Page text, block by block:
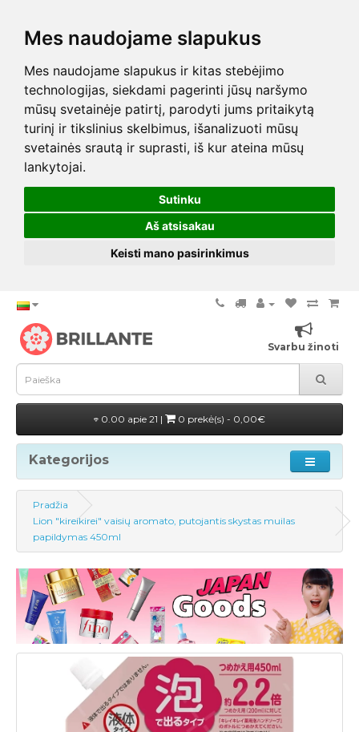
Mes naudojame slapukus
Mes naudojame slapukus ir kitas stebėjimo
technologijas, siekdami pagerinti jūsų naršymo
mūsų svetainėje patirtį, parodyti jums pritaikytą
turinį ir tikslinius skelbimus, išanalizuoti mūsų
svetainės srautą ir suprasti, iš kur ateina mūsų
lankytojai.
Sutinku
Aš atsisakau
Keisti mano pasirinkimus
Svarbu žinoti
0.00 apie 21 | 0 prekė(s) - 0,00€
Kategorijos
Pradžia
Lion "kireikirei" vaisių aromato, putojantis skystas muilas
papildymas 450ml